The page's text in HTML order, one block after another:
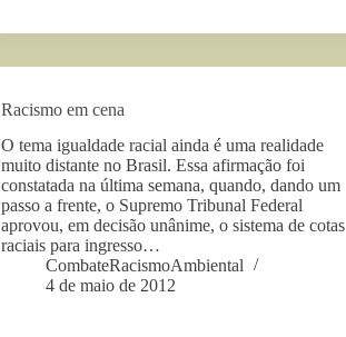
Racismo em cena
O tema igualdade racial ainda é uma realidade
muito distante no Brasil. Essa afirmação foi
constatada na última semana, quando, dando um
passo a frente, o Supremo Tribunal Federal
aprovou, em decisão unânime, o sistema de cotas
raciais para ingresso…
CombateRacismoAmbiental
4 de maio de 2012